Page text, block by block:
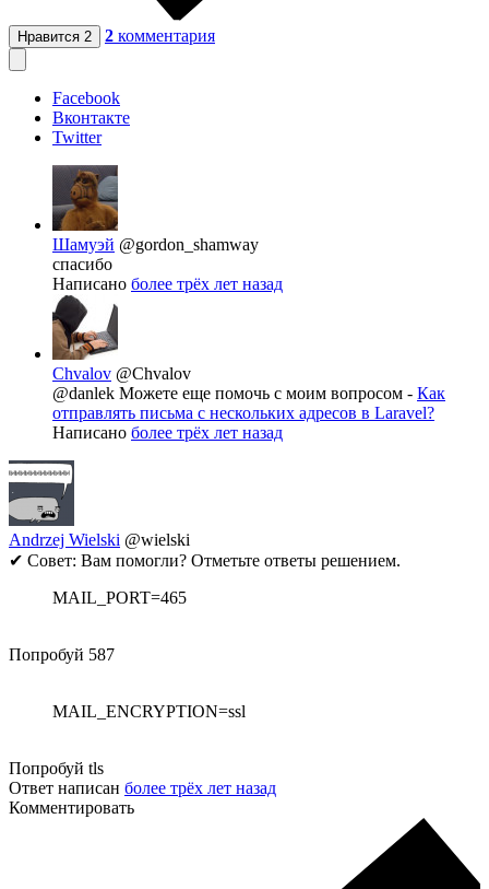
Нравится 2 2 комментария
Facebook
Вконтакте
Twitter
Шамуэй @gordon_shamway
спасибо
Написано более трёх лет назад
Chvalov @Chvalov
@danlek Можете еще помочь с моим вопросом - Как
отправлять письма с нескольких адресов в Laravel?
Написано более трёх лет назад
Andrzej Wielski @wielski
✔ Совет: Вам помогли? Отметьте ответы решением.
MAIL_PORT=465
Попробуй 587
MAIL_ENCRYPTION=ssl
Попробуй tls
Ответ написан более трёх лет назад
Комментировать